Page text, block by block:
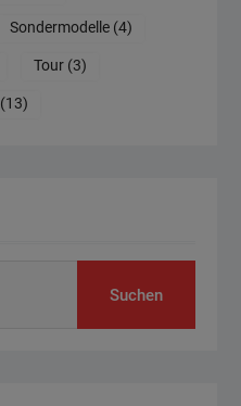
Sondermodelle(4)
Tour(3)
(13)